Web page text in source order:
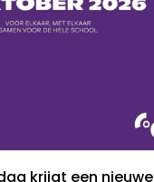
krijgt een nieuwe